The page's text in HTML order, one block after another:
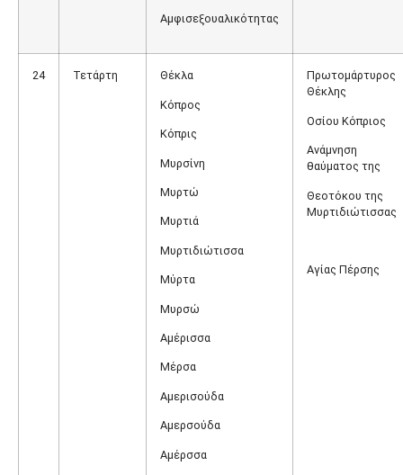
Αμφισεξουαλικότητας
24 Τετάρτη Θέκλα
Κόπρος
Κόπρις
Μυρσίνη
Μυρτώ
Μυρτιά
Μυρτιδιώτισσα
Μύρτα
Μυρσώ
Αμέρισσα
Μέρσα
Αμερισούδα
Αμερσούδα
Αμέρσσα
Πρωτομάρτυρος
Θέκλης
Οσίου Κόπριος
Ανάμνηση
θαύματος της
Θεοτόκου της
Μυρτιδιώτισσας
Αγίας Πέρσης